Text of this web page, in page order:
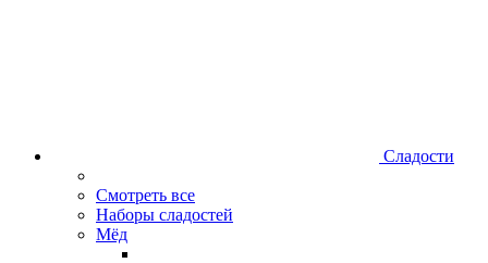
Сладости
Смотреть все
Наборы сладостей
Мёд